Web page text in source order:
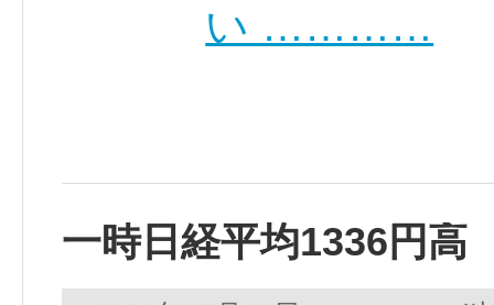
い …………
一時日経平均1336円高